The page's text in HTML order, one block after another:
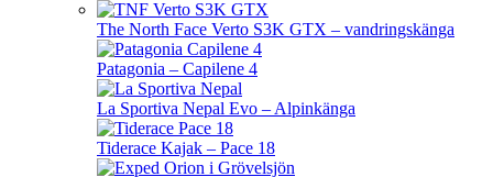
The North Face Verto S3K GTX – vandringskänga
Patagonia – Capilene 4
La Sportiva Nepal Evo – Alpinkänga
Tiderace Kajak – Pace 18